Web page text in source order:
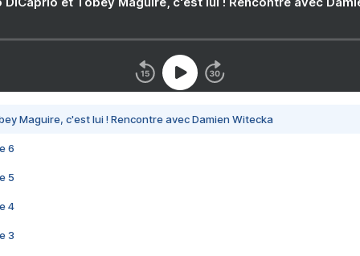
Maguire, c'est lui ! Rencontre avec Damien Witecka
6
5
4
3